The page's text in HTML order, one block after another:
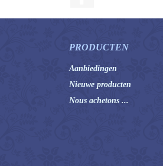
PRODUCTEN
Aanbiedingen
Nieuwe producten
Nous achetons ...